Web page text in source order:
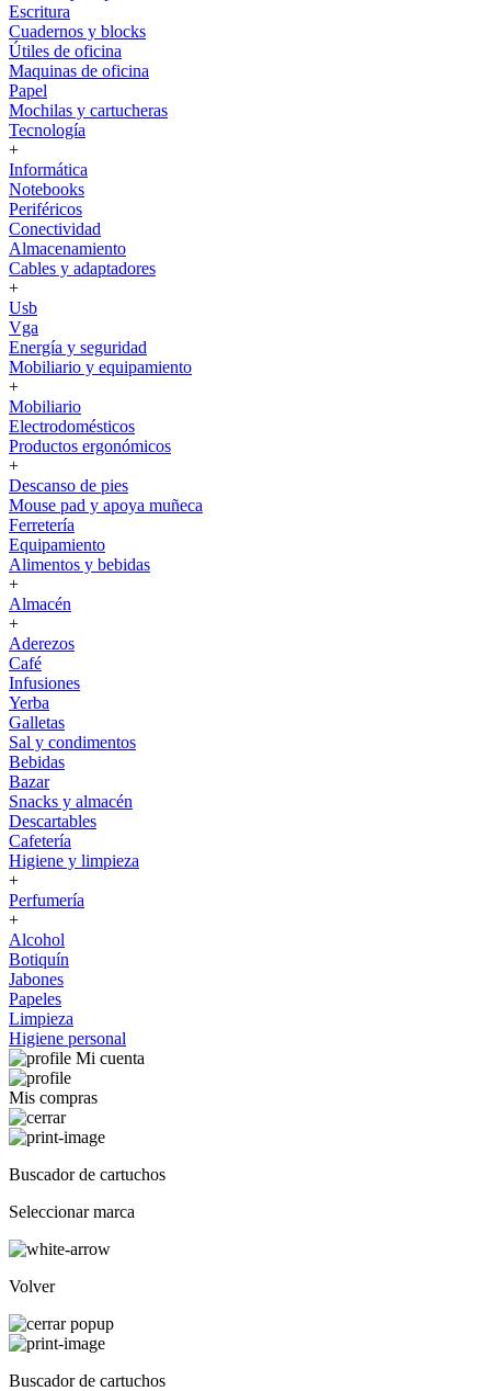
Escritura
Cuadernos y blocks
Útiles de oficina
Maquinas de oficina
Papel
Mochilas y cartucheras
Tecnología
+
Informática
Notebooks
Periféricos
Conectividad
Almacenamiento
Cables y adaptadores
+
Usb
Vga
Energía y seguridad
Mobiliario y equipamiento
+
Mobiliario
Electrodomésticos
Productos ergonómicos
+
Descanso de pies
Mouse pad y apoya muñeca
Ferretería
Equipamiento
Alimentos y bebidas
+
Almacén
+
Aderezos
Café
Infusiones
Yerba
Galletas
Sal y condimentos
Bebidas
Bazar
Snacks y almacén
Descartables
Cafetería
Higiene y limpieza
+
Perfumería
+
Alcohol
Botiquín
Jabones
Papeles
Limpieza
Higiene personal
Mi cuenta
Mis compras
Buscador de cartuchos
Seleccionar marca
Volver
Buscador de cartuchos